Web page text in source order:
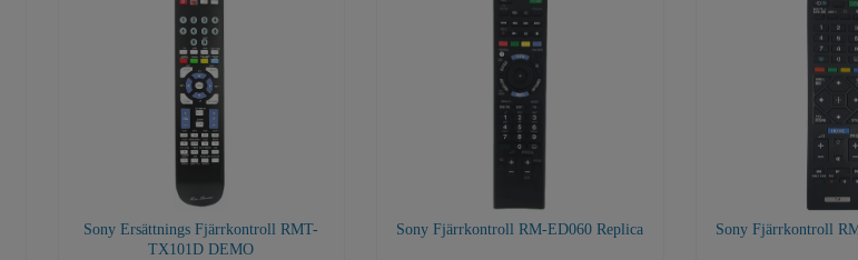
Sony Ersättnings Fjärrkontroll RMT-
TX101D DEMO
Sony Fjärrkontroll RM-ED060 Replica Sony Fjärrkontroll